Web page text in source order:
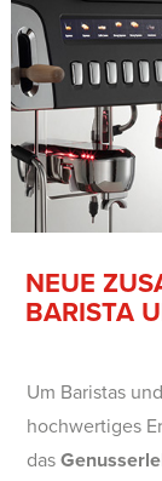
NEUE
BARISTA
Um Baristas
hochwertiges
das